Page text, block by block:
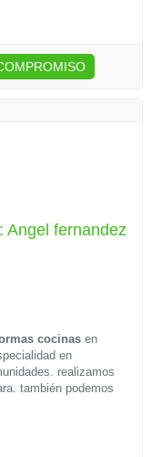
Angel fernandez
cocinas en
en
realizamos
también podemos